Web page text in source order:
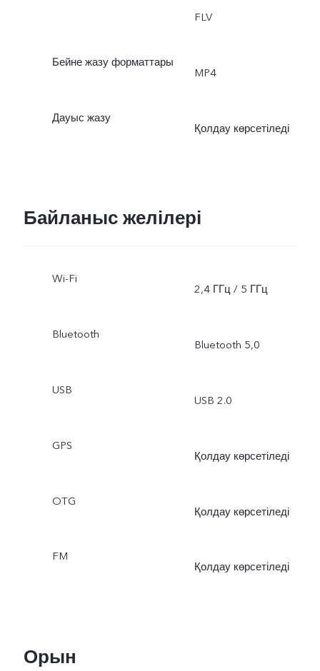
FLV
Бейне жазу форматтары
MP4
Дауыс жазу
Қолдау көрсетіледі
Байланыс желілері
Wi-Fi
2,4 ГГц / 5 ГГц
Bluetooth
Bluetooth 5,0
USB
USB 2.0
GPS
Қолдау көрсетіледі
OTG
Қолдау көрсетіледі
FM
Қолдау көрсетіледі
Орын